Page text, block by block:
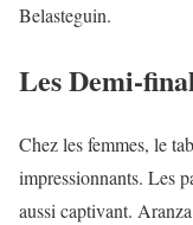
Belasteguin.
Les Demi-
Chez les femmes, le
impressionnants. Les
aussi captivant.